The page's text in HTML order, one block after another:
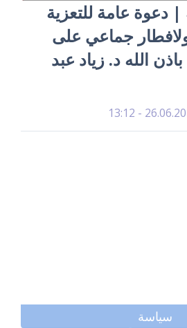
| دعوة عامة للتعزية
جماعي على
الله د. زياد عبد
26.06.2016 -
سياسة